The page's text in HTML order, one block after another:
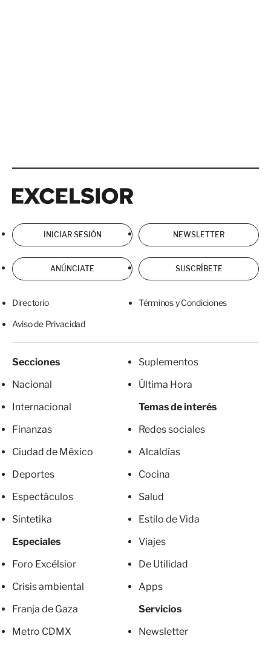
INICIAR SESIÓN NEWSLETTER
ANÚNCIATE SUSCRÍBETE
Directorio Términos y Condiciones
Aviso de Privacidad
Secciones
Nacional
Internacional
Finanzas
Ciudad de México
Deportes
Espectáculos
Sintetika
Especiales
Foro Excélsior
Crisis ambiental
Franja de Gaza
Metro CDMX
Suplementos
Última Hora
Temas de interés
Redes sociales
Alcaldías
Cocina
Salud
Estilo de Vida
Viajes
De Utilidad
Apps
Servicios
Newsletter